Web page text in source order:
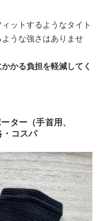
ットするようなタイト
うな強さはありませ
かる負担を軽減してく
ター（手首用、
コスパ